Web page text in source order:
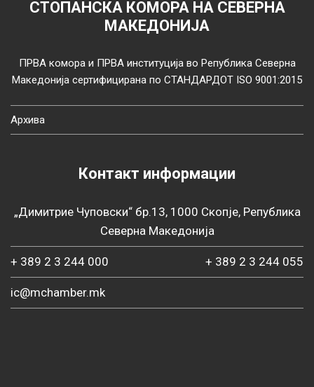
СТОПАНСКА КОМОРА НА СЕВЕРНА
МАКЕДОНИЈА
ПРВА комора и ПРВА институција во Република Северна
Македонија сертифицирана по СТАНДАРДОТ ISO 9001:2015
Архива
Контакт информации
„Димитрие Чуповски“ бр.13, 1000 Скопје, Република
Северна Македонија
+ 389 2 3 244 000 + 389 2 3 244 055
ic@mchamber.mk